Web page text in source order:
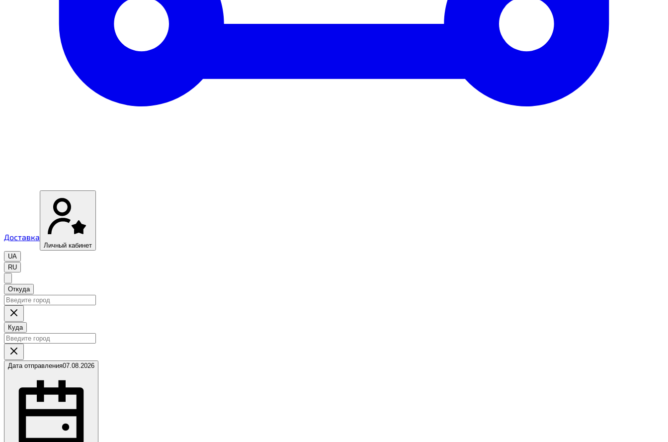
Доставка
Личный кабинет
UA
RU
Откуда
Куда
Дата отправления07.08.2026